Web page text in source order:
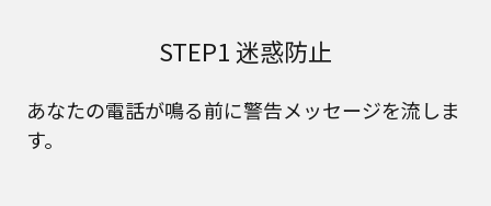
STEP1 迷惑防止
あなたの電話が鳴る前に警告メッセージを流しま
す。